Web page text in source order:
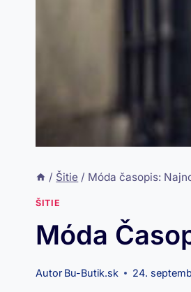
/ Šitie / Móda časopis:
ŠITIE
Móda
Autor Bu-Butik.sk 24.